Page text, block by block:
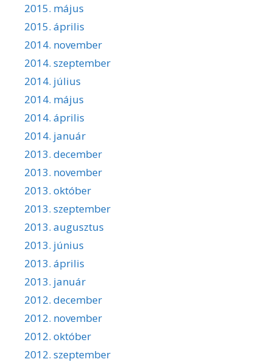
2015. május
2015. április
2014. november
2014. szeptember
2014. július
2014. május
2014. április
2014. január
2013. december
2013. november
2013. október
2013. szeptember
2013. augusztus
2013. június
2013. április
2013. január
2012. december
2012. november
2012. október
2012. szeptember